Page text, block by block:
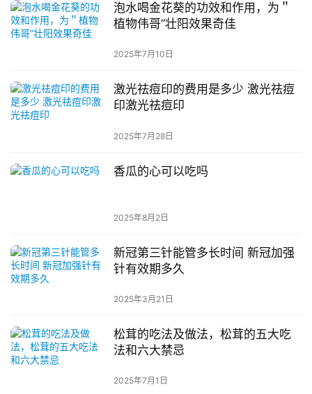
泡水喝金花葵的功效和作用，为＂
植物伟哥”壮阳效果奇佳
2025年7月10日
激光祛痘印的费用是多少 激光祛痘
印激光祛痘印
2025年7月28日
香瓜的心可以吃吗
2025年8月2日
新冠第三针能管多长时间 新冠加强
针有效期多久
2025年3月21日
松茸的吃法及做法，松茸的五大吃
法和六大禁忌
2025年7月1日